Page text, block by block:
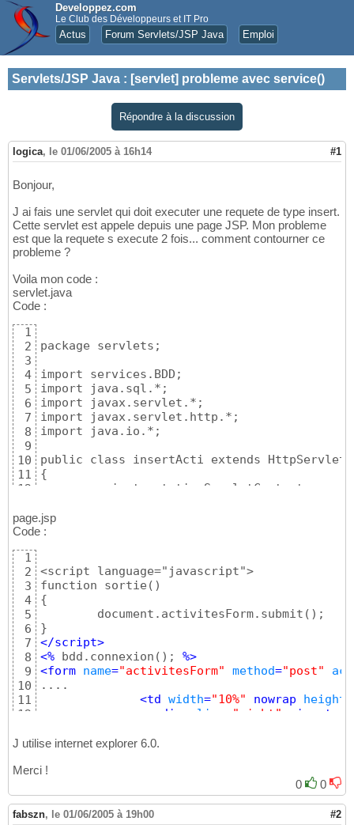
Developpez.com
Le Club des Développeurs et IT Pro
Actus Forum Servlets/JSP Java Emploi
Servlets/JSP Java : [servlet] probleme avec service()
Répondre à la discussion
logica, le 01/06/2005 à 16h14 #1
Bonjour,
J ai fais une servlet qui doit executer une requete de type insert.
Cette servlet est appele depuis une page JSP. Mon probleme
est que la requete s execute 2 fois... comment contourner ce
probleme ?
Voila mon code :
servlet.java
Code :
1
2
3
4
5
6
7
8
9
10
11
12
14
15
17
18
19
20
21
22
23
24
25
26
27
30
32
34
35
package servlets;
import services.BDD;
import java.sql.*;
import javax.servlet.*;
import javax.servlet.http.*;
import java.io.*;
public class insertActi extends HttpServlet
{
	public void init(ServletConfig config) throws ServletException
	{
	}
	public void service(HttpServletRequest request, HttpServletResponse response) throws ServletException, IOException
		BDD bdd = new BDD();
		bdd.connexion();
		boolean insertBool = false;
		try
		{
			String query = "insert into T_Client (Nom_Client) values ('nn');";
			ResultSet RS = bdd.executeSQL(q);
			{
				System.out.println(RS.getString("Nom_Client"));
page.jsp
Code :
1
2
3
4
5
6
7
8
9
10
11
12
14
16
18
19
<script language="javascript">
function sortie()
{
</script>
<% bdd.connexion ( ) ; %>
<form name="activitesForm" method="post"
....
<td width="10%" nowrap height
<div
align "right" <input
</tr>
</form>
J utilise internet explorer 6.0.
Merci !
0
0
fabszn, le 01/06/2005 à 19h00 #2